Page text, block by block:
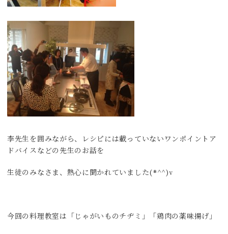
李先生を囲みながら、レシピには載っていないワンポイントア
ドバイスなどの先生のお話を
生徒のみなさま、熱心に聞かれていました(*^^)v
今回の料理教室は「じゃがいものチヂミ」「鶏肉の薬味揚げ」